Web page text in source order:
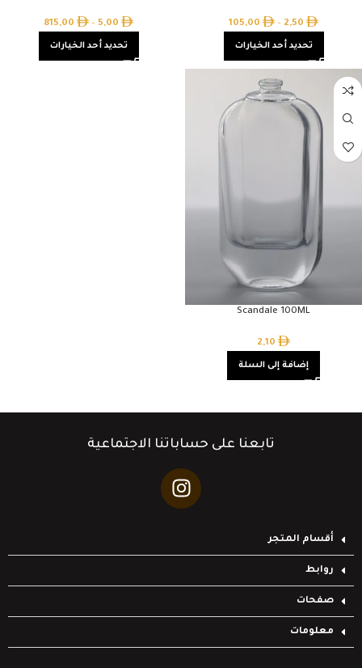
2,50
–
105,00
تحديد أحد الخيارات
5,00
–
815,00
تحديد أحد الخيارات
Scandale 100ML
2,10
إضافة إلى السلة
تابعنا على حساباتنا الاجتماعية
أقسام المتجر
روابط
صفحات
معلومات